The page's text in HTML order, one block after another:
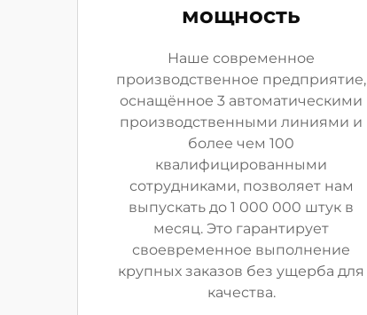
мощность
Наше современное
производственное предприятие,
оснащённое 3 автоматическими
производственными линиями и
более чем 100
квалифицированными
сотрудниками, позволяет нам
выпускать до 1 000 000 штук в
месяц. Это гарантирует
своевременное выполнение
крупных заказов без ущерба для
качества.